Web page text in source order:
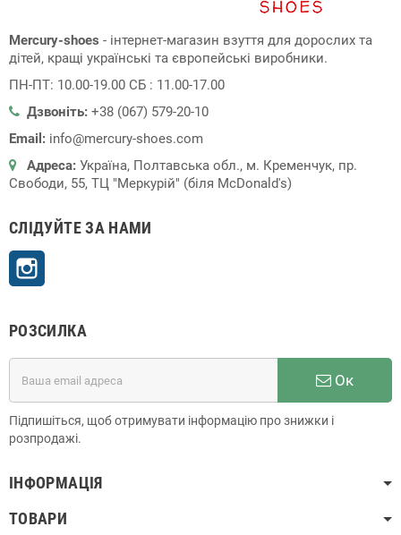
Mercury-shoes - інтернет-магазин взуття для дорослих та
дітей, кращі українські та європейські виробники.
ПН-ПТ: 10.00-19.00 СБ : 11.00-17.00
Дзвоніть: +38 (067) 579-20-10
Email: info@mercury-shoes.com
Адреса: Україна, Полтавська обл., м. Кременчук, пр.
Свободи, 55, ТЦ "Меркурій" (біля McDonald's)
СЛІДУЙТЕ ЗА НАМИ
РОЗСИЛКА
Ок
Підпишіться, щоб отримувати інформацію про знижки і
розпродажі.
ІНФОРМАЦІЯ
ТОВАРИ